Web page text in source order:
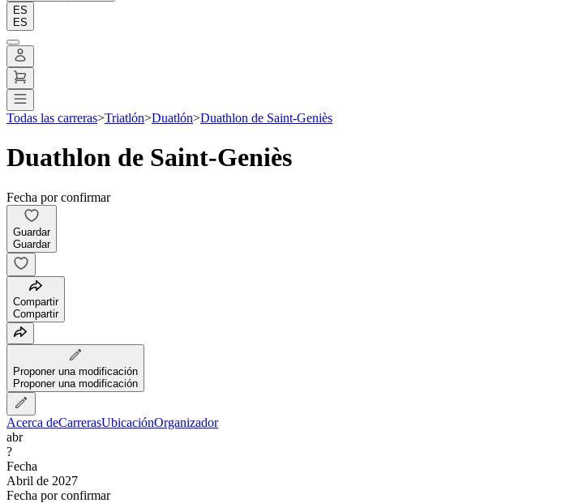
ES
ES
Todas las carreras>Triatlón>Duatlón>Duathlon de Saint-Geniès
Duathlon de Saint-Geniès
Fecha por confirmar
Guardar
Guardar
Compartir
Compartir
Proponer una modificación
Proponer una modificación
Acerca deCarrerasUbicaciónOrganizador
abr
?
Fecha
Abril de 2027
Fecha por confirmar